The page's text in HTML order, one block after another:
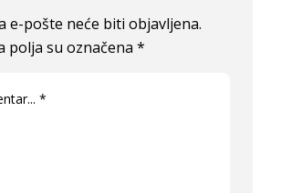
e-pošte neće biti objavljena.
polja su označena*